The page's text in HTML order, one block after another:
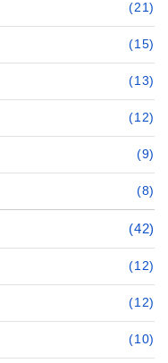
(21)
(15)
(13)
(12)
(9)
(8)
(42)
(12)
(12)
(10)